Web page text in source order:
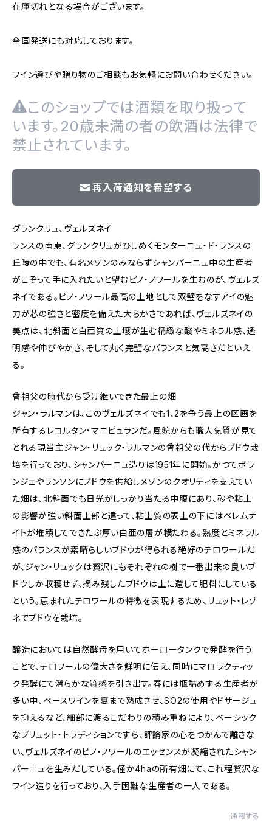
在庫切れとなる場合がございます。
全国発送にも対応しております。
ワイン選びや贈り物のご相談もお気軽にお問い合わせください。
このショップでは酒類を取り扱って
います。20歳未満の者の飲酒は法律で
禁止されています。
再入荷通知を希望する
グランクリュ、ヴェルズネイ
ランスの南東、グランクリュがひしめくモンターニュ・ド・ランスの
丘陵の中でも、有名メゾンのみならずシャンパーニュ中の生産者
がこぞって手に入れたいと望むピノ・ノワールを生むのが、ヴェルズ
ネイである。ピノ・ノワール最高の土地として双璧をなすアイの魅
力が芯の強さと密度を備えた大らかさであれば、ヴェルズネイの
美点は、北斜面と白亜質の土壌が生む精緻な酸やミネラル感、透
明感や伸びやかさ、そして丸く完璧なバランスと気高さだといえ
る。
曾祖父の時代から受け継いできた最上の畑
ジャン・ラルマンは、このヴェルズネイでも1、2を争う最上の区画を
所有するレコルタン・マニピュランだ。風貌からも職人気質が見て
とれる現当主ジャン・リュック・ラルマンの曾祖父の代からブドウ栽
培を行っており、シャンパーニュ造りは1951年に開始。かつてボラ
ンジェやランソンにブドウを供給しメゾンのクオリティを支えてい
た畑は、北斜面でも日光がしっかり当たる中腹にあり、砂や粘土
の影響が強い斜面上部と違って、粘土質の表土の下にはベレムナ
イトが堆積してできたぶ厚い白亜の層が横たわる。熟度とミネラル
感のバランスが素晴らしいブドウが得られる絶好のテロワールだ
が、ジャン・リュックは贅沢にもそれぞれの樹で一番出来の良いブ
ドウしか収穫せず、摘み残したブドウは土に還して肥料にしている
という。恵まれたテロワールの特徴を表現するため、リュット・レゾ
ネでブドウを栽培。
醸造においては自然酵母を用いてホーロータンクで発酵を行う
ことで、テロワールの偉大さを鮮明に伝え、同時にマロラクティッ
ク発酵にて滑らかな質感を引き出す。春には瓶詰めする生産者が
多い中、ベースワインを夏まで熟成させ、SO2の使用やドサージュ
を抑えるなど、細部に渡るこだわりの積み重ねにより、ベーシック
なブリュット・トラディションですら、評論家の心をつかんで離さな
い、ヴェルズネイのピノ・ノワールのエッセンスが凝縮されたシャン
パーニュを生みだしている。僅か4haの所有畑にて、これ程贅沢な
ワイン造りを行っており、入手困難な生産者の一人である。
通報する